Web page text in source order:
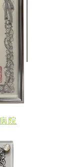
院